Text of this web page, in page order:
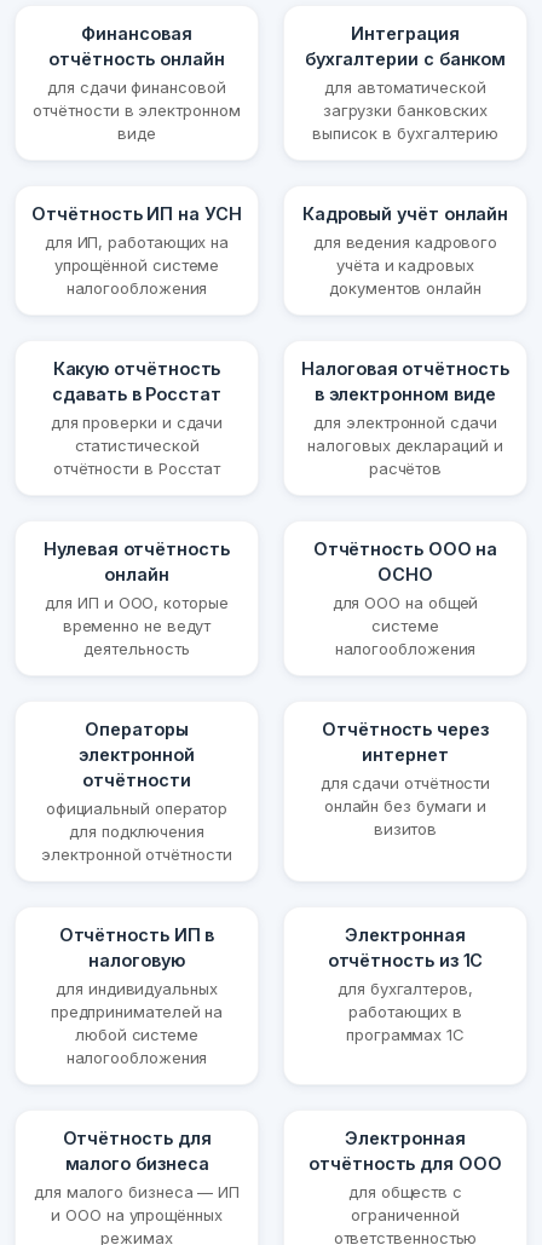
Финансовая
отчётность онлайн
для сдачи финансовой
отчётности в электронном
виде
Интеграция
бухгалтерии с банком
для автоматической
загрузки банковских
выписок в бухгалтерию
Отчётность ИП на УСН
для ИП, работающих на
упрощённой системе
налогообложения
Кадровый учёт онлайн
для ведения кадрового
учёта и кадровых
документов онлайн
Какую отчётность
сдавать в Росстат
для проверки и сдачи
статистической
отчётности в Росстат
Налоговая отчётность
в электронном виде
для электронной сдачи
налоговых деклараций и
расчётов
Нулевая отчётность
онлайн
для ИП и ООО, которые
временно не ведут
деятельность
Отчётность ООО на
ОСНО
для ООО на общей
системе
налогообложения
Операторы
электронной
отчётности
официальный оператор
для подключения
электронной отчётности
Отчётность через
интернет
для сдачи отчётности
онлайн без бумаги и
визитов
Отчётность ИП в
налоговую
для индивидуальных
предпринимателей на
любой системе
налогообложения
Электронная
отчётность из 1С
для бухгалтеров,
работающих в
программах 1С
Отчётность для
малого бизнеса
для малого бизнеса — ИП
и ООО на упрощённых
режимах
Электронная
отчётность для ООО
для обществ с
ограниченной
ответственностью